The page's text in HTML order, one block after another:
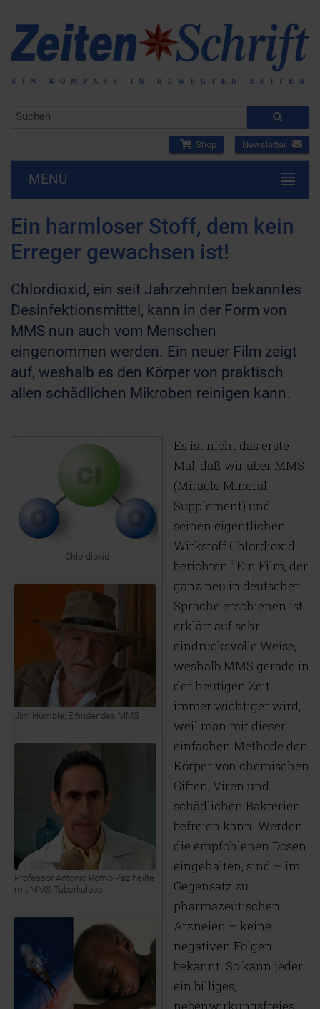
Shop Newsletter
MENU
Ein harmloser Stoff, dem kein
Erreger gewachsen ist!
Chlordioxid, ein seit Jahrzehnten bekanntes
Desinfektionsmittel, kann in der Form von
MMS nun auch vom Menschen
eingenommen werden. Ein neuer Film zeigt
auf, weshalb es den Körper von praktisch
allen schädlichen Mikroben reinigen kann.
Chlordioxid
Jim Humble, Erfinder des MMS
Professor Antonio Romo Paz heilte
mit MMS Tuberkulose.
Es ist nicht das erste
Mal, daß wir über MMS
(Miracle Mineral
Supplement) und
seinen eigentlichen
Wirkstoff Chlordioxid
berichten. Ein Film, der
ganz neu in deutscher
Sprache erschienen ist,
erklärt auf sehr
eindrucksvolle Weise,
weshalb MMS gerade in
der heutigen Zeit
immer wichtiger wird,
weil man mit dieser
einfachen Methode den
Körper von chemischen
Giften, Viren und
schädlichen Bakterien
befreien kann. Werden
die empfohlenen Dosen
eingehalten, sind – im
Gegensatz zu
pharmazeutischen
Arzneien – keine
negativen Folgen
bekannt. So kann jeder
ein billiges,